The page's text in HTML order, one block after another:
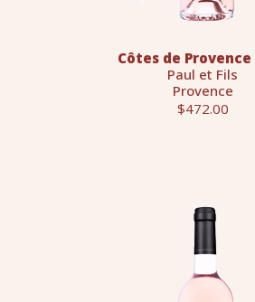
Côtes de Provence
Paul et Fils
Provence
$472.00